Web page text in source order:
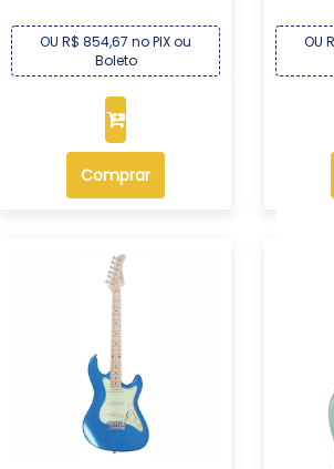
OU R$ 854,67 no PIX ou
Boleto
Comprar
OU